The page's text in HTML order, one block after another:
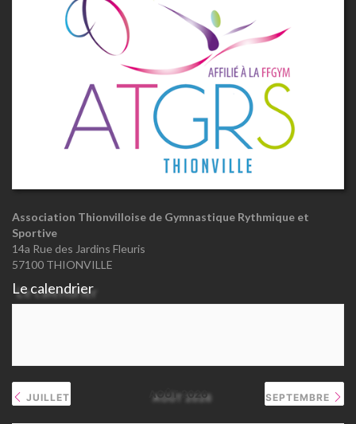
Association Thionvilloise de Gymnastique Rythmique et
Sportive
14a Rue des Jardins Fleuris
57100 THIONVILLE
Le calendrier
JUILLET AOÛT 2026 SEPTEMBRE